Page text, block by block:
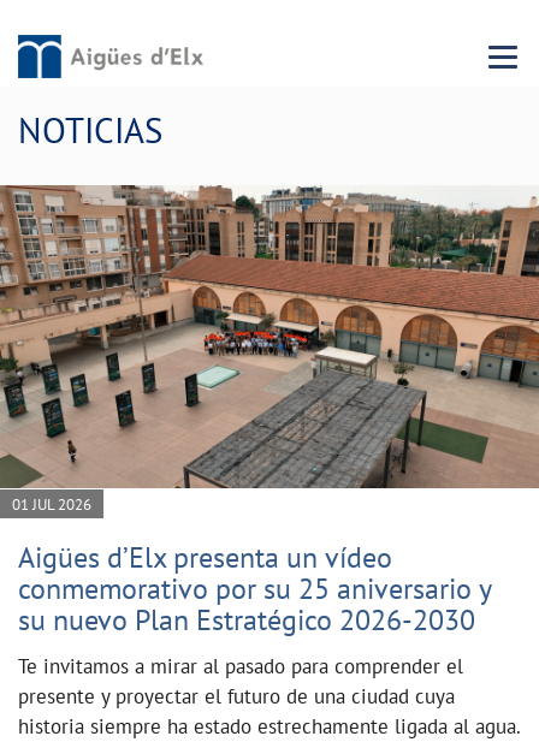
Menu
NOTICIAS
01 JUL 2026
Aigües d’Elx presenta un vídeo
conmemorativo por su 25 aniversario y
su nuevo Plan Estratégico 2026-2030
Te invitamos a mirar al pasado para comprender el
presente y proyectar el futuro de una ciudad cuya
historia siempre ha estado estrechamente ligada al agua.